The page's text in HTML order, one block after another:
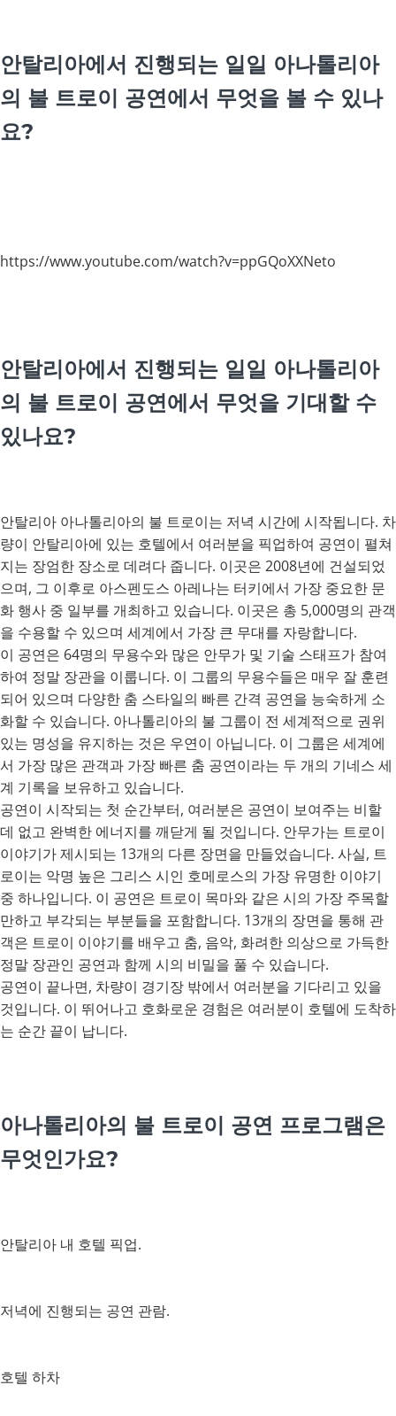
안탈리아에서 진행되는 일일 아나톨리아
의 불 트로이 공연에서 무엇을 볼 수 있나
요?
https://www.youtube.com/watch?v=ppGQoXXNeto
안탈리아에서 진행되는 일일 아나톨리아
의 불 트로이 공연에서 무엇을 기대할 수
있나요?
안탈리아 아나톨리아의 불 트로이는 저녁 시간에 시작됩니다. 차
량이 안탈리아에 있는 호텔에서 여러분을 픽업하여 공연이 펼쳐
지는 장엄한 장소로 데려다 줍니다. 이곳은 2008년에 건설되었
으며, 그 이후로 아스펜도스 아레나는 터키에서 가장 중요한 문
화 행사 중 일부를 개최하고 있습니다. 이곳은 총 5,000명의 관객
을 수용할 수 있으며 세계에서 가장 큰 무대를 자랑합니다.
이 공연은 64명의 무용수와 많은 안무가 및 기술 스태프가 참여
하여 정말 장관을 이룹니다. 이 그룹의 무용수들은 매우 잘 훈련
되어 있으며 다양한 춤 스타일의 빠른 간격 공연을 능숙하게 소
화할 수 있습니다. 아나톨리아의 불 그룹이 전 세계적으로 권위
있는 명성을 유지하는 것은 우연이 아닙니다. 이 그룹은 세계에
서 가장 많은 관객과 가장 빠른 춤 공연이라는 두 개의 기네스 세
계 기록을 보유하고 있습니다.
공연이 시작되는 첫 순간부터, 여러분은 공연이 보여주는 비할
데 없고 완벽한 에너지를 깨닫게 될 것입니다. 안무가는 트로이
이야기가 제시되는 13개의 다른 장면을 만들었습니다. 사실, 트
로이는 악명 높은 그리스 시인 호메로스의 가장 유명한 이야기
중 하나입니다. 이 공연은 트로이 목마와 같은 시의 가장 주목할
만하고 부각되는 부분들을 포함합니다. 13개의 장면을 통해 관
객은 트로이 이야기를 배우고 춤, 음악, 화려한 의상으로 가득한
정말 장관인 공연과 함께 시의 비밀을 풀 수 있습니다.
공연이 끝나면, 차량이 경기장 밖에서 여러분을 기다리고 있을
것입니다. 이 뛰어나고 호화로운 경험은 여러분이 호텔에 도착하
는 순간 끝이 납니다.
아나톨리아의 불 트로이 공연 프로그램은
무엇인가요?
안탈리아 내 호텔 픽업.
저녁에 진행되는 공연 관람.
호텔 하차